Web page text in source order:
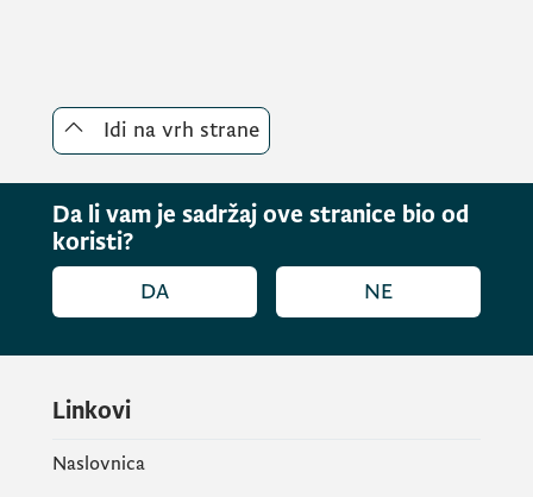
Idi na vrh strane
Da li vam je sadržaj ove stranice bio od
koristi?
DA NE
Linkovi
Naslovnica